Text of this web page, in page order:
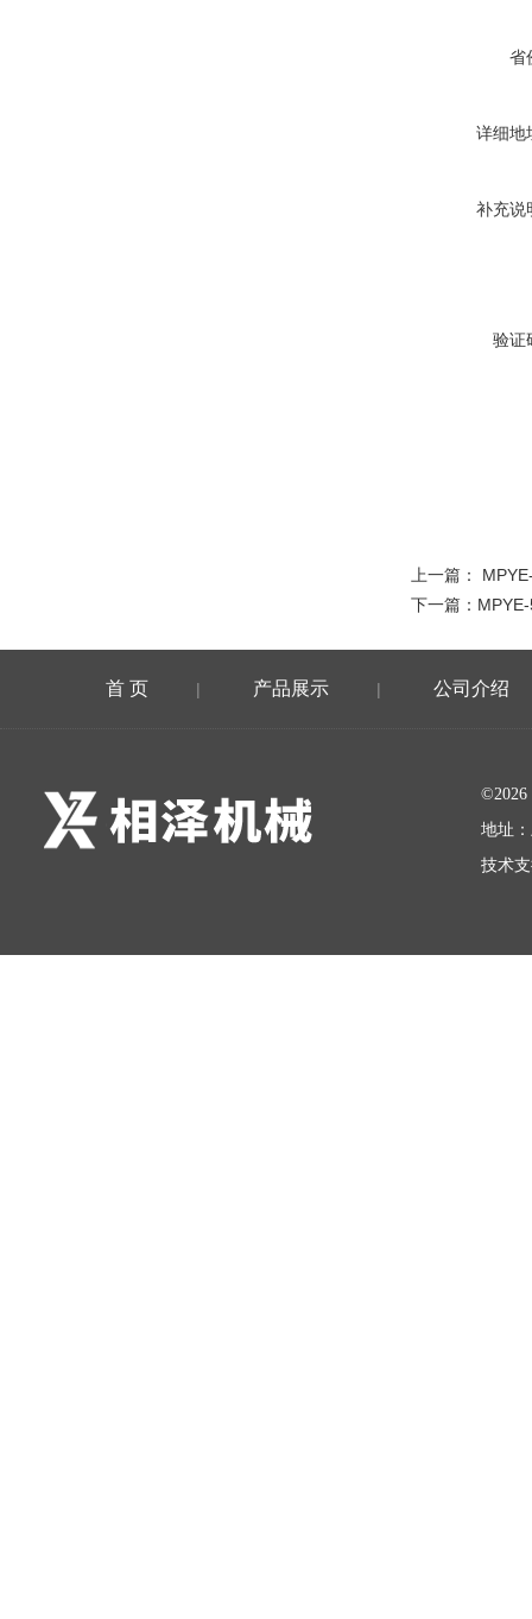
省
详细地
补充说
验证
上一篇：
下一篇：
首 页 | 产品展示 | 公司介绍
地址
技术